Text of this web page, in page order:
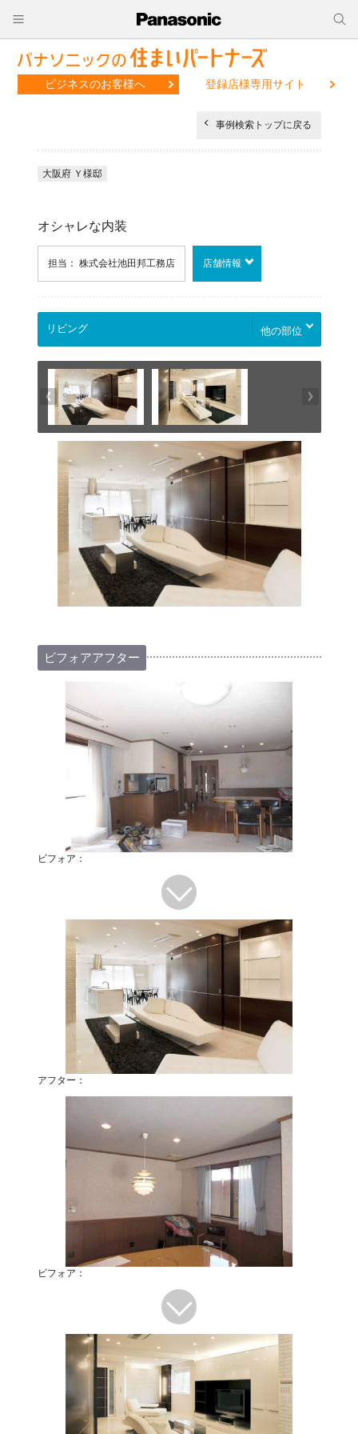
ビジネスのお客様へ 登録店様専用サイト
事例検索トップに戻る
大阪府 Ｙ様邸
オシャレな内装
担当： 株式会社池田邦工務店 店舗情報
他の部位
ビフォアアフター
ビフォア：
アフター：
ビフォア：